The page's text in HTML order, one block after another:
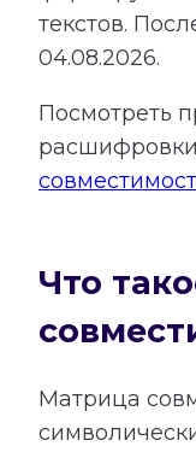
текстов.
04.08.2026.
Посмотреть
Что
Матрица